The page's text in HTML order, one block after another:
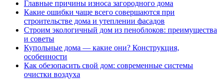
Главные причины износа загородного дома
Какие ошибки чаще всего совершаются при
строительстве дома и утеплении фасадов
Строим экологичный дом из пеноблоков: преимущества
и советы
Купольные дома — какие они? Конструкция,
особенности
Как обезопасить свой дом: современные системы
очистки воздуха